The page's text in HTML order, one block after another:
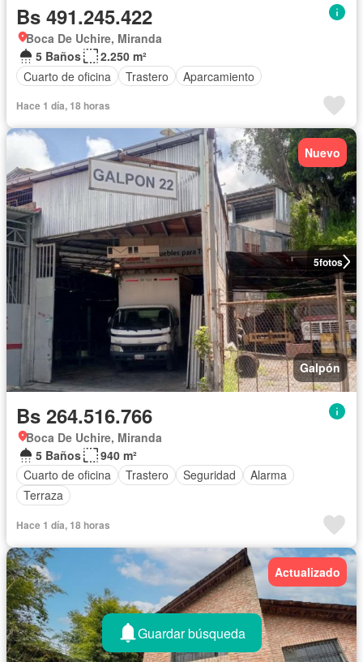
Bs 491.245.422
Boca De Uchire, Miranda
5 Baños
2.250 m²
Cuarto de oficina
Trastero Aparcamiento
Hace 1 día, 18 horas
5fotos
Nuevo
Galpón
Bs 264.516.766
Boca De Uchire, Miranda
5 Baños
940 m²
Cuarto de oficina
Trastero Seguridad
Alarma
Terraza
Hace 1 día, 18 horas
Actualizado
Guardar búsqueda